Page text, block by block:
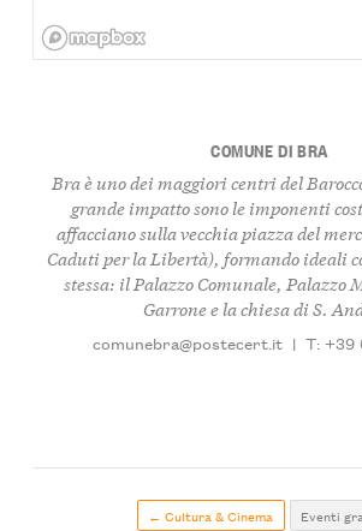
COMUNE DI BRA
Bra è uno dei maggiori centri del
grande impatto sono le imponenti
affacciano sulla vecchia piazza del
Caduti per la Libertà), formando ideali
stessa: il Palazzo Comunale, Palazzo
Garrone e la chiesa di S.
comunebra@postecert.it | T: +39
← Cultura & Cinema Eventi